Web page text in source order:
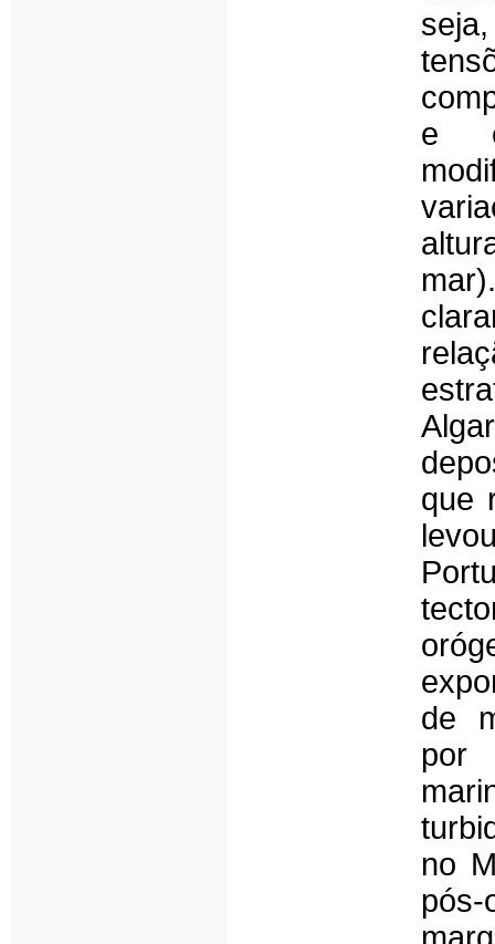
e
que
de
por
no